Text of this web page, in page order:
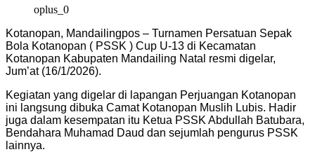
oplus_0
Kotanopan, Mandailingpos – Turnamen Persatuan Sepak
Bola Kotanopan ( PSSK ) Cup U-13 di Kecamatan
Kotanopan Kabupaten Mandailing Natal resmi digelar,
Jum’at (16/1/2026).
Kegiatan yang digelar di lapangan Perjuangan Kotanopan
ini langsung dibuka Camat Kotanopan Muslih Lubis. Hadir
juga dalam kesempatan itu Ketua PSSK Abdullah Batubara,
Bendahara Muhamad Daud dan sejumlah pengurus PSSK
lainnya.